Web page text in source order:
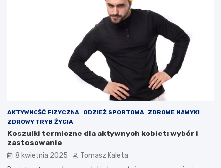
AKTYWNOŚĆ FIZYCZNA ODZIEŻ SPORTOWA
ZDROWE NAWYKI
ZDROWY TRYB ŻYCIA
Koszulki termiczne dla aktywnych kobiet: wybór i
zastosowanie
8 kwietnia 2025 Tomasz Kaleta